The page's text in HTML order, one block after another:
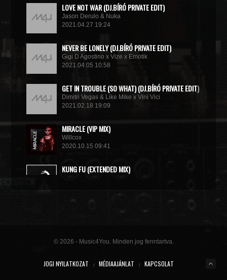
LOVE NOT WAR (DJ.BÍRÓ PRIVATE EDIT)
Jason Derulo & Nuka
2021.04.27 19:24
NEVER BE LONELY (DJ.BÍRÓ PRIVATE EDIT)
Gigi D Agostino x Vize x Emotik
2021.04.05 10:58
GET IN TROUBLE (SO WHAT) (DJ.BÍRÓ PRIVATE EDIT)
Dimitri Vegas & Like Mike x Vini Vici
2021.02.18 19:09
MIRACLE (VIP MIX)
Willcox
2020.10.15 09:41
KUNG FU (EXTENDED MIX)
© 2026 - Music4You. Minden jog fenntartva.
JOGI NYILATKOZAT MÉDIAAJÁNLAT KAPCSOLAT